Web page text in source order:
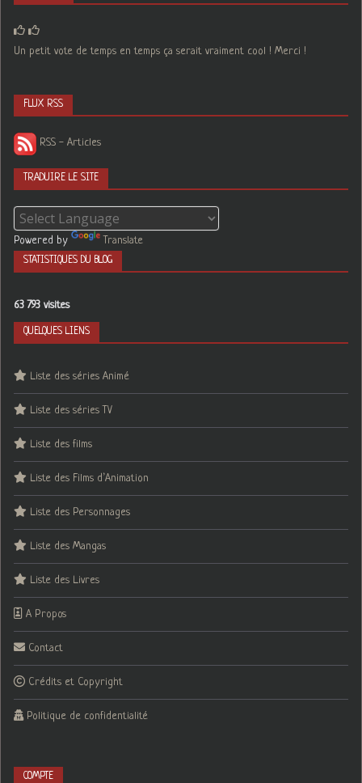
Un petit vote de temps en temps ça serait vraiment cool ! Merci !
FLUX RSS
RSS - Articles
TRADUIRE LE SITE
Powered by Translate
STATISTIQUES DU BLOG
63 793 visites
QUELQUES LIENS
Liste des séries Animé
Liste des séries TV
Liste des films
Liste des Films d’Animation
Liste des Personnages
Liste des Mangas
Liste des Livres
A Propos
Contact
Crédits et Copyright
Politique de confidentialité
COMPTE